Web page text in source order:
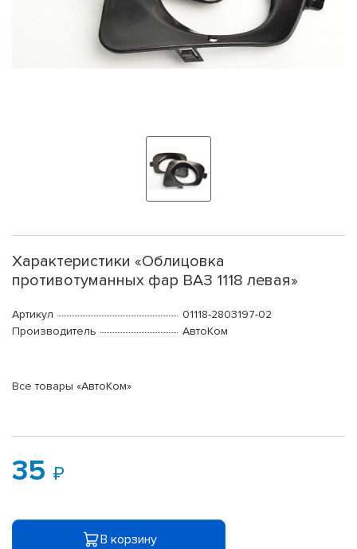
Характеристики «Облицовка
противотуманных фар ВАЗ 1118 левая»
Артикул
01118-2803197-02
Производитель
АвтоКом
Все товары «АвтоКом»
35
В корзину